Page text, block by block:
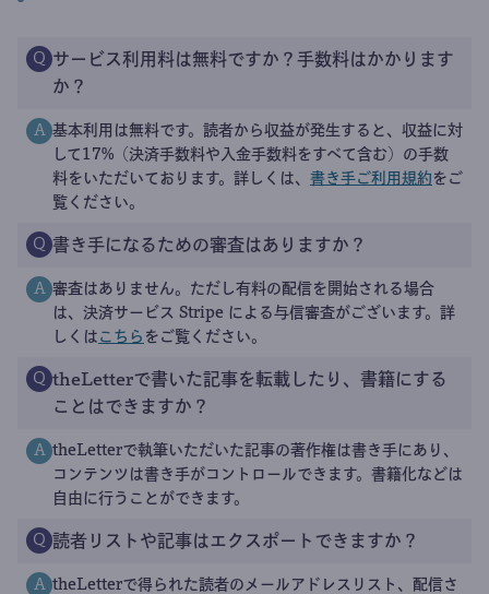
Q サービス利用料は無料ですか？手数料はかかります
か？
A 基本利用は無料です。読者から収益が発生すると、収益に対
して17%（決済手数料や入金手数料をすべて含む）の手数
料をいただいております。詳しくは、 書き手ご利用規約 をご
覧ください。
Q 書き手になるための審査はありますか？
A 審査はありません。ただし有料の配信を開始される場合
は、決済サービス Stripe による与信審査がございます。詳
しくは こちら をご覧ください。
Q theLetterで書いた記事を転載したり、書籍にする
ことはできますか？
A theLetterで執筆いただいた記事の著作権は書き手にあり、
コンテンツは書き手がコントロールできます。書籍化などは
自由に行うことができます。
Q 読者リストや記事はエクスポートできますか？
A theLetterで得られた読者のメールアドレスリスト、配信さ